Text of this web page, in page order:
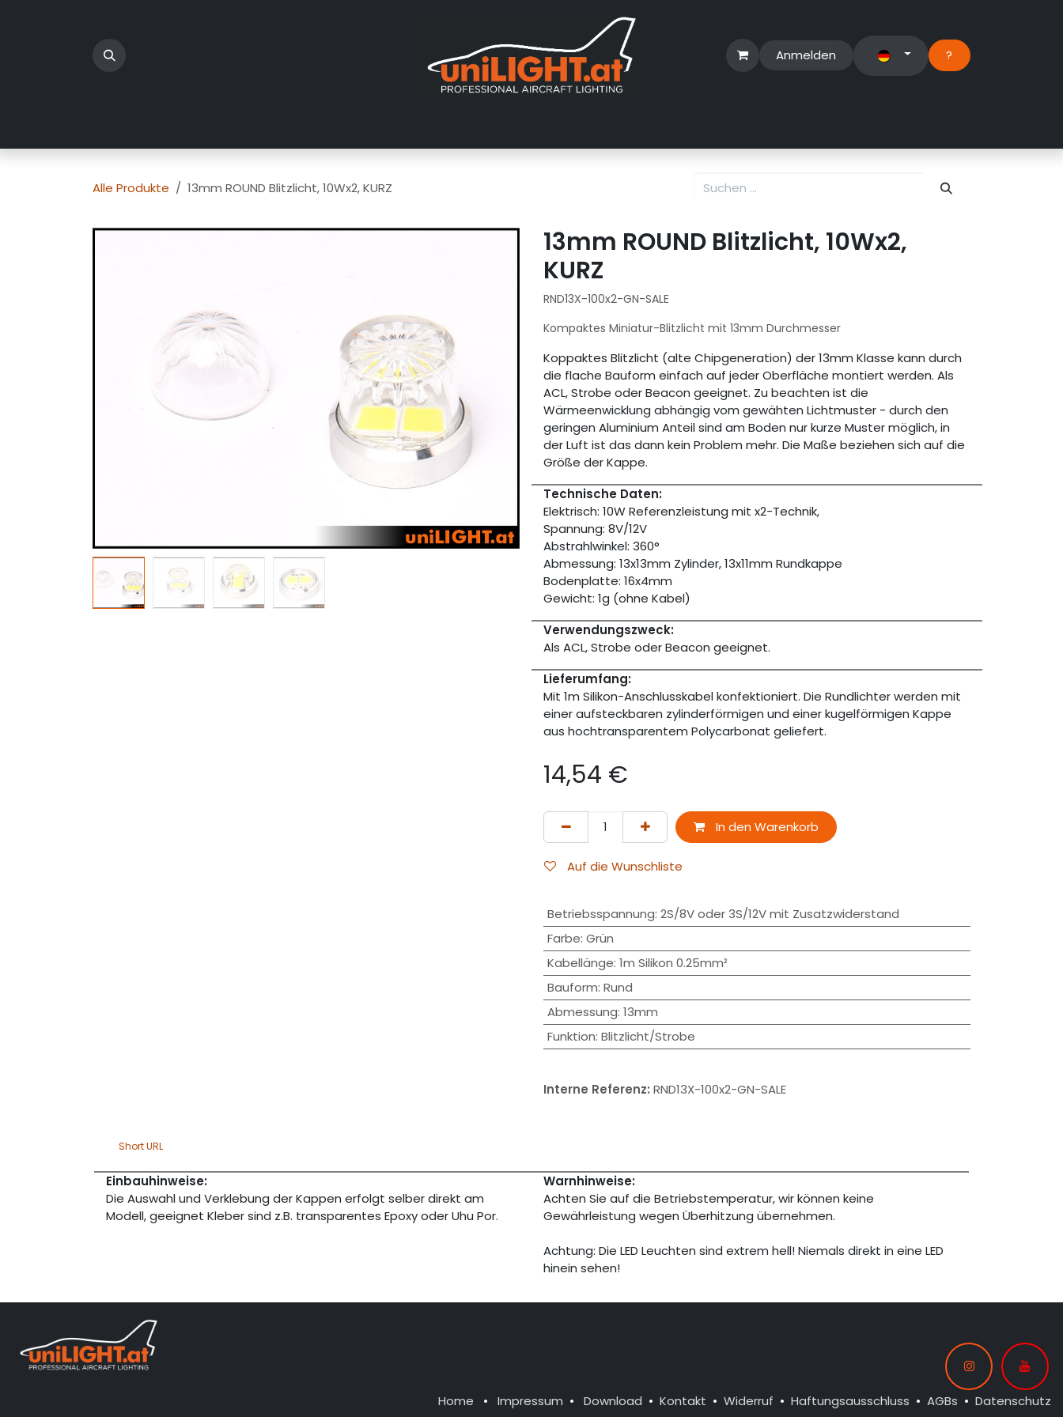
Anmelden ?​
Alle Produkte 13mm ROUND Blitzlicht, 10Wx2, KURZ
13mm ROUND Blitzlicht, 10Wx2,
KURZ
RND13X-100x2-GN-SALE
Kompaktes Miniatur-Blitzlicht mit 13mm Durchmesser
Koppaktes Blitzlicht (alte Chipgeneration) der 13mm Klasse kann durch
die flache Bauform einfach auf jeder Oberfläche montiert werden. Als
ACL, Strobe oder Beacon geeignet. Zu beachten ist die
Wärmeenwicklung abhängig vom gewähten Lichtmuster - durch den
geringen Aluminium Anteil sind am Boden nur kurze Muster möglich, in
der Luft ist das dann kein Problem mehr. Die Maße beziehen sich auf die
Größe der Kappe.
Technische Daten:
Elektrisch: 10W Referenzleistung mit x2-Technik,
Spannung: 8V/12V
Abstrahlwinkel: 360°
Abmessung: 13x13mm Zylinder, 13x11mm Rundkappe
Bodenplatte: 16x4mm
Gewicht: 1g (ohne Kabel)
Verwendungszweck:
Als ACL, Strobe oder Beacon geeignet.
Lieferumfang:
Mit 1m Silikon-Anschlusskabel konfektioniert. Die Rundlichter werden mit
einer aufsteckbaren zylinderförmigen und einer kugelförmigen Kappe
aus hochtransparentem Polycarbonat geliefert.
14,54 €
In den Warenkorb
Auf die Wunschliste
Betriebsspannung: 2S/8V oder 3S/12V mit Zusatzwiderstand
Farbe: Grün
Kabellänge: 1m Silikon 0.25mm²
Bauform: Rund
Abmessung: 13mm
Funktion: Blitzlicht/Strobe
Interne Referenz: RND13X-100x2-GN-SALE
Short URL
Einbauhinweise:
Die Auswahl und Verklebung der Kappen erfolgt selber direkt am
Modell, geeignet Kleber sind z.B. transparentes Epoxy oder Uhu Por.
Warnhinweise:
Achten Sie auf die Betriebstemperatur, wir können keine
Gewährleistung wegen Überhitzung übernehmen.
Achtung: Die LED Leuchten sind extrem hell! Niemals direkt in eine LED
hinein sehen!
Home • Impressum • Download • Kontakt • Widerruf • Haftungsausschluss • AGBs • Datenschutz